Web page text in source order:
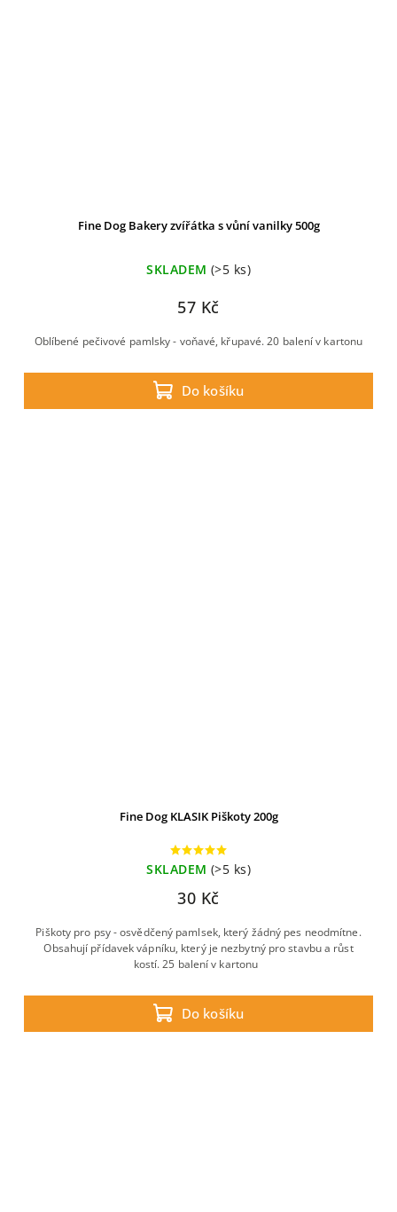
Fine Dog Bakery zvířátka s vůní vanilky 500g
SKLADEM (>5 ks)
57 Kč
Do košíku
Oblíbené pečivové pamlsky - voňavé, křupavé. 20 balení v kartonu
Fine Dog KLASIK Piškoty 200g
SKLADEM (>5 ks)
30 Kč
Do košíku
Piškoty pro psy - osvědčený pamlsek, který žádný pes neodmítne.
Obsahují přídavek vápníku, který je nezbytný pro stavbu a růst
kostí. 25 balení v kartonu